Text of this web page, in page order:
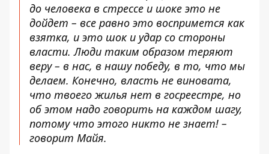
до человека в стрессе и шоке это не
дойдет – все равно это воспримется как
взятка, и это шок и удар со стороны
власти. Люди таким образом теряют
веру – в нас, в нашу победу, в то, что мы
делаем. Конечно, власть не виновата,
что твоего жилья нет в госреестре, но
об этом надо говорить на каждом шагу,
потому что этого никто не знает! –
говорит Майя.